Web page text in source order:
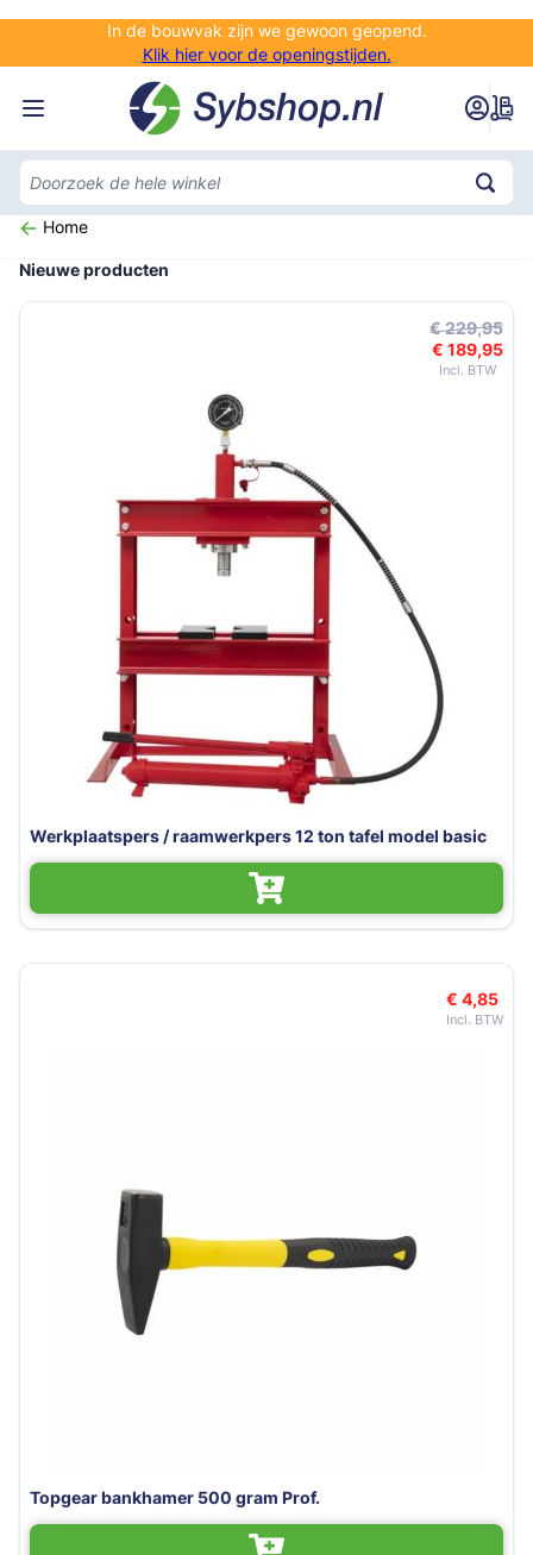
In de bouwvak zijn we gewoon geopend.
Klik hier voor de openingstijden.
Home
Nieuwe producten
€ 229,95
€ 189,95
Werkplaatspers / raamwerkpers 12 ton tafel model basic
€ 4,85
Topgear bankhamer 500 gram Prof.